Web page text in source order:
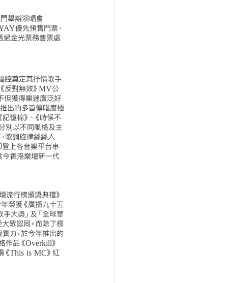
舉辦演唱會
優先預售門票，
過金光票務售票處
腔奠定其抒情歌手
反對無效》MV公
但獲得樂迷廣泛好
出的多首傳唱度極
憶棉》、《時候不
分別以不同風格及主
歌詞旋律絲絲入
登上各音樂平台串
今香港樂壇新一代
流行榜頒獎典禮》
榮獲《廣播九十五
大獎」及「全球華
眾認同。而除了標
力，於今年推出的
作品《Overkill》
《This is MC》紅